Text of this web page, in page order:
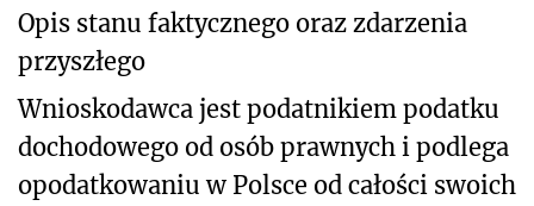
Opis stanu faktycznego oraz zdarzenia
przyszłego
Wnioskodawca jest podatnikiem podatku
dochodowego od osób prawnych i podlega
opodatkowaniu w Polsce od całości swoich